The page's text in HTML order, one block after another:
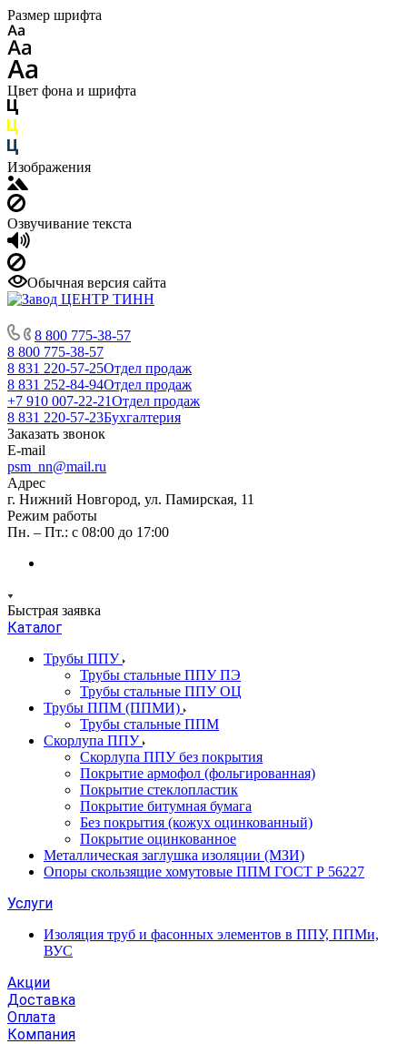
Размер шрифта
Цвет фона и шрифта
Изображения
Озвучивание текста
Обычная версия сайта
8 800 775-38-57
8 800 775-38-57
8 831 220-57-25Отдел продаж
8 831 252-84-94Отдел продаж
+7 910 007-22-21Отдел продаж
8 831 220-57-23Бухгалтерия
Заказать звонок
E-mail
psm_nn@mail.ru
Адрес
г. Нижний Новгород, ул. Памирская, 11
Режим работы
Пн. – Пт.: с 08:00 до 17:00
Быстрая заявка
Каталог
Трубы ППУ
Трубы стальные ППУ ПЭ
Трубы стальные ППУ ОЦ
Трубы ППМ (ППМИ)
Трубы стальные ППМ
Скорлупа ППУ
Скорлупа ППУ без покрытия
Покрытие армофол (фольгированная)
Покрытие стеклопластик
Покрытие битумная бумага
Без покрытия (кожух оцинкованный)
Покрытие оцинкованное
Металлическая заглушка изоляции (МЗИ)
Опоры скользящие хомутовые ППМ ГОСТ Р 56227
Услуги
Изоляция труб и фасонных элементов в ППУ, ППМи,
ВУС
Акции
Доставка
Оплата
Компания